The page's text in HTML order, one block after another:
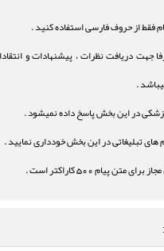
فقط از حروف فارسی استفاده کنید .
جهت دریافت نظرات ، پیشنهادات و
.
در این بخش پاسخ داده نمیشود .
های تبلیغاتی در این بخش خودداری نمایید .
متن پیام 500 کاراکتر است .